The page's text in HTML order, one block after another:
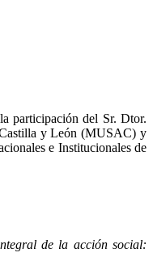
participación del Sr. Dtor.
y León (MUSAC) y
e Institucionales de
de la acción social: